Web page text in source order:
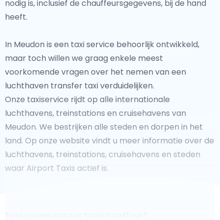
nodig is, inclusief de chauffeursgegevens, bij de hand
heeft.
In Meudon is een taxi service behoorlijk ontwikkeld,
maar toch willen we graag enkele meest
voorkomende vragen over het nemen van een
luchthaven transfer taxi verduidelijken.
Onze taxiservice rijdt op alle internationale
luchthavens, treinstations en cruisehavens van
Meudon. We bestrijken alle steden en dorpen in het
land. Op onze website vindt u meer informatie over de
luchthavens, treinstations, cruisehavens en steden
waar Airport Taxis actief is.